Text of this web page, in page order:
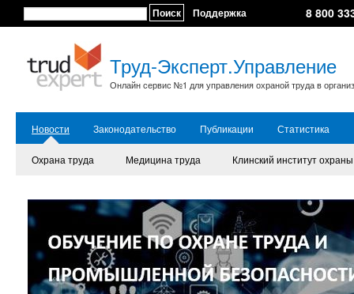
Поиск Поддержка 8 800
Труд-Эксперт.Управление
Онлайн сервис №1 для управления охраной труда в
Новости Законодательство Публикации Статистика
Охрана труда Медицина труда Клинский институт